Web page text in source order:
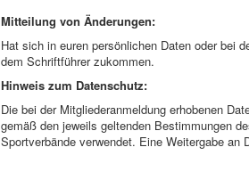
Mitteilung von Änderungen:
Hat sich in euren persönlichen Daten oder bei
dem Schriftführer zukommen.
Hinweis zum Datenschutz:
Die bei der Mitgliederanmeldung erhobenen
gemäß den jeweils geltenden Bestimmungen
Sportverbände verwendet. Eine Weitergabe an